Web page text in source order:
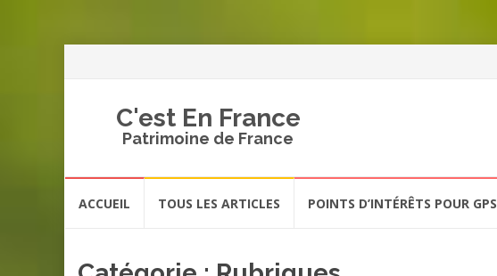
C'est En France
Patrimoine de France
ACCUEIL TOUS LES ARTICLES POINTS D’INTÉRÊTS POUR GPS